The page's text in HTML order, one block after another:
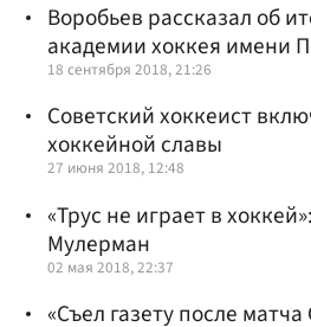
Воробьев рассказал об
академии хоккея имени
18 сентября 2018, 21:26
Советский хоккеист
хоккейной славы
27 июня 2018, 12:48
«Трус не играет в
Мулерман
02 мая 2018, 22:37
«Съел газету после